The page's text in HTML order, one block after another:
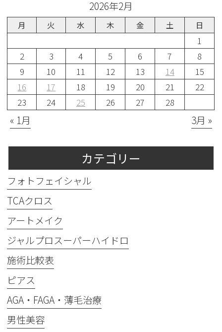
2026年2月
月 火 水 木 金 土 日
1
2
3 4 5 6 7
8
9
10 11 12 13 14
15
16
17 18 19 20 21
22
23
24 25 26 27 28
« 1月 3月 »
カテゴリー
フォトフェイシャル
TCAクロス
アートメイク
ジャルプロスーパーハイドロ
施術比較表
ピアス
AGA・FAGA・薄毛治療
男性美容